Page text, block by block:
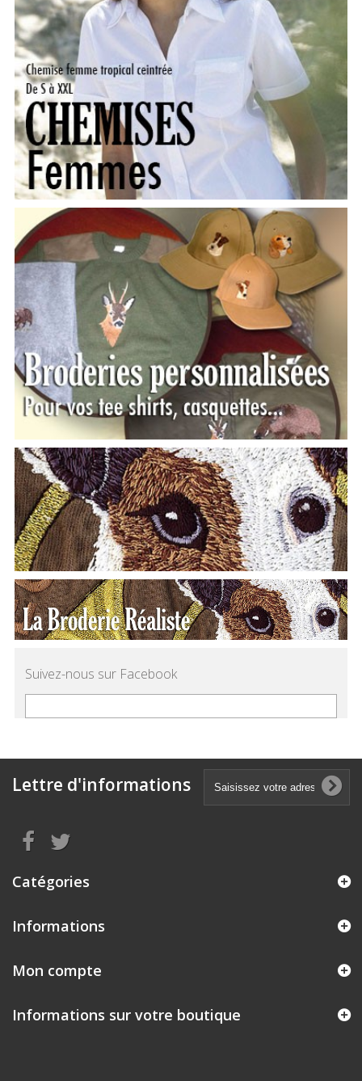
Suivez-nous sur Facebook
Lettre d'informations
Catégories
Informations
Mon compte
Informations sur votre boutique